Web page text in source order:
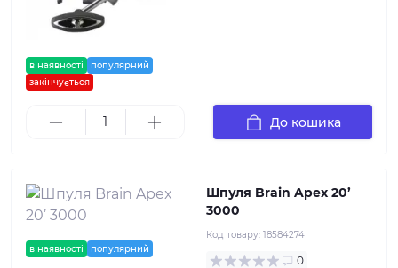
в наявності
популярний
закінчується
До кошика
в наявності популярний
Шпуля Brain Apex 20’
3000
Код товару: 18584274
0